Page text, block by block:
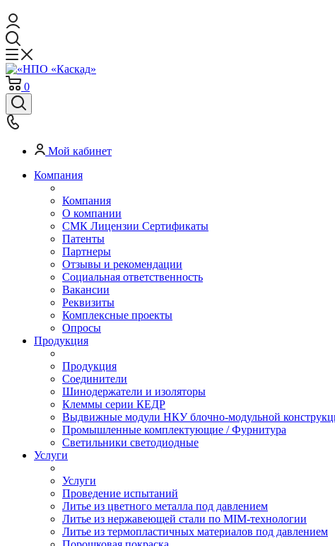
0
Мой кабинет
Компания
Компания
О компании
СМК Лицензии Сертификаты
Патенты
Партнеры
Отзывы и рекомендации
Социальная ответственность
Вакансии
Реквизиты
Комплексные проекты
Опросы
Продукция
Продукция
Соединители
Шинодержатели и изоляторы
Клеммы серии КЕДР
Выдвижные модули НКУ блочно-модульной
Промышленные комплектующие / Фурнитура
Светильники светодиодные
Услуги
Услуги
Проведение испытаний
Литье из цветного металла под давлением
Литье из нержавеющей стали по MIM-технологии
Литье из термопластичных материалов под давлением